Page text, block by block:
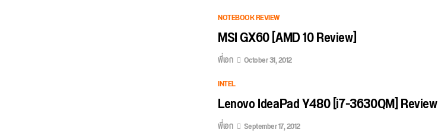
NOTEBOOK REVIEW
MSI GX60 [AMD 10 Review]
พี่เอก
October 31, 2012
INTEL
Lenovo IdeaPad Y480 [i7-3630QM] Review
พี่เอก
September 17, 2012